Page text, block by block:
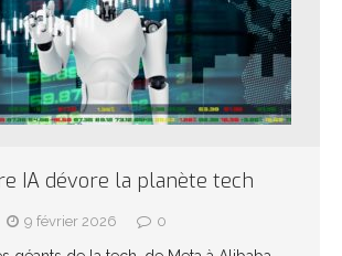
IA dévore la planète tech
9 février 2026 0